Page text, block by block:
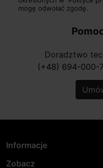
mogę odwołać zgodę.
Doradztwo
(+48) 694-000-
Informacje
Zobacz